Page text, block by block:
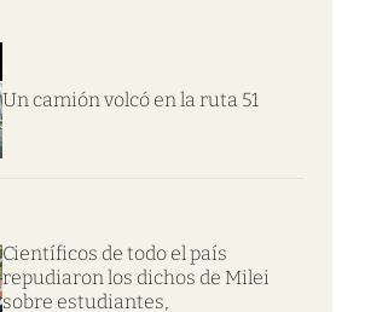
Un camión volcó en la ruta 51
Científicos de todo el país
repudiaron los dichos de Milei
sobre estudiantes,